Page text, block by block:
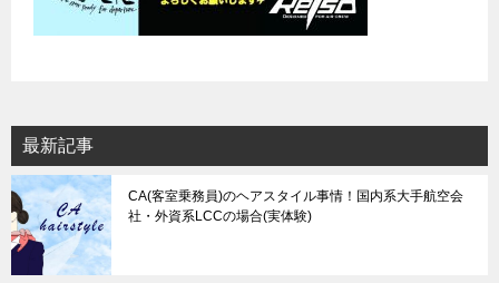
最新記事
CA(客室乗務員)のヘアスタイル事情！国内系大手航空会
社・外資系LCCの場合(実体験)